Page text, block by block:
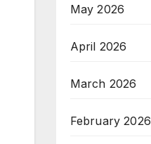
May 2026
April 2026
March 2026
February 2026